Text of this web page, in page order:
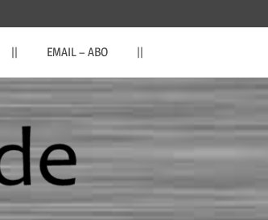
|| EMAIL – ABO ||